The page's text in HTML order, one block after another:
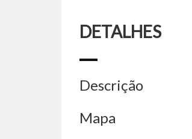
DETALHES
Descrição
Mapa